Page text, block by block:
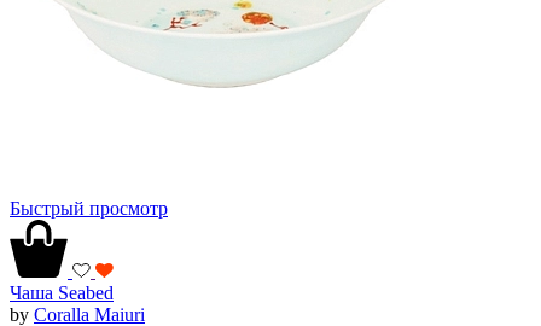
Быстрый просмотр
Чаша Seabed
by Coralla Maiuri